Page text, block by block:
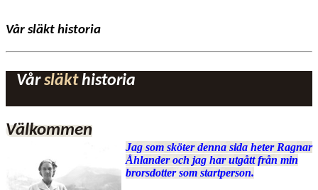
Vår släkt historia
Vårsläkthistoria
Välkommen
Jag som sköter denna sida heter Ragnar
Åhlander och jag har utgått från min
brorsdotter som startperson.